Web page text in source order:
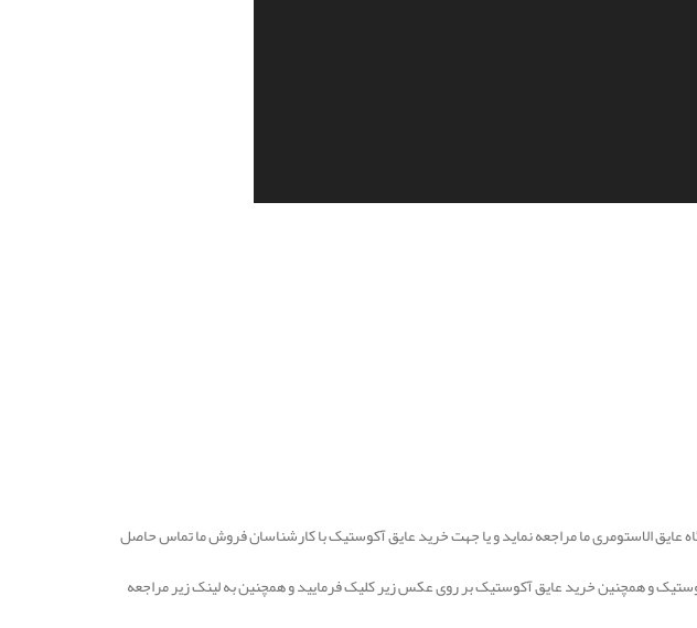
عایق الاستومری ما مراجعه نماید و یا جهت خرید عایق آکوستیک با کارشناسان فروش ما تماس حاصل
و همچنین خرید عایق آکوستیک بر روی عکس زیر کلیک فرمایید و همچنین به لینک زیر مراجعه